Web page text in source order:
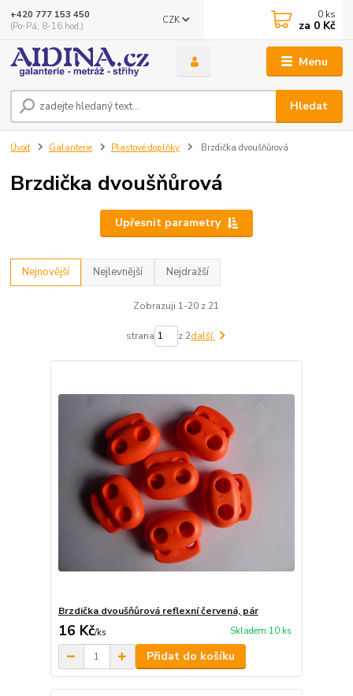
Menu
CZK
Hledat
+420 777 153 450
(Po-Pá, 8-16 hod.)
0 ks
za 0 Kč
Úvod Galanterie Plastové doplňky Brzdička dvoušňůrová
Brzdička dvoušňůrová
Upřesnit parametry
Nejnovější Nejlevnější Nejdražší
Zobrazuji 1-20 z 21
strana z 2další
Brzdička dvoušňůrová reflexní červená, pár
16 Kč/ks Skladem 10 ks
Přidat do košíku